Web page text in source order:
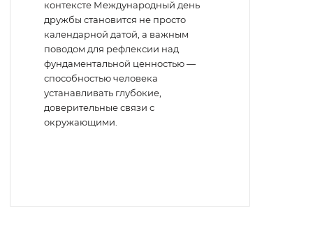
контексте Международный день
дружбы становится не просто
календарной датой, а важным
поводом для рефлексии над
фундаментальной ценностью —
способностью человека
устанавливать глубокие,
доверительные связи с
окружающими.